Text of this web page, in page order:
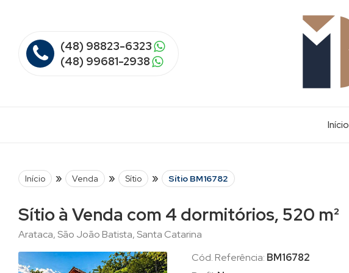
(48) 98823-6323
(48) 99681-2938
Início
Início » Venda » Sítio » Sítio BM16782
Sítio à Venda com 4 dormitórios, 520 m²
Arataca, São João Batista, Santa Catarina
Cód. Referência: BM16782